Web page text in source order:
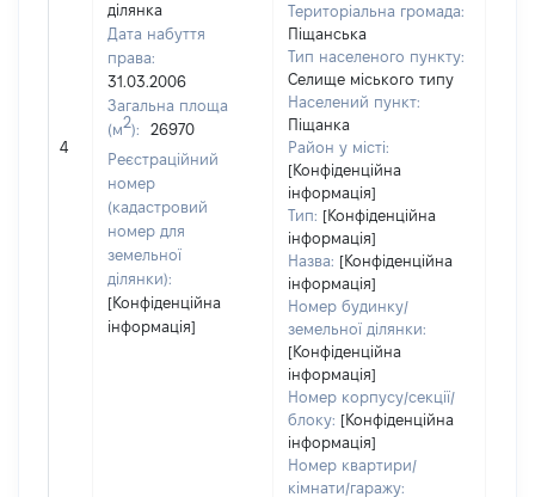
4
ділянка
Дата набуття
права:
31.03.2006
Загальна площа
(м2):
26970
Реєстраційний
номер
(кадастровий
номер для
земельної
ділянки):
[Конфіденційна
інформація]
Територіальна громада:
Піщанська
Тип населеного пункту:
Селище міського типу
Населений пункт:
Піщанка
Район у місті:
[Конфіденційна
інформація]
Тип: [Конфіденційна
інформація]
Назва: [Конфіденційна
інформація]
Номер будинку/
земельної ділянки:
[Конфіденційна
інформація]
Номер корпусу/секції/
блоку: [Конфіденційна
інформація]
Номер квартири/
кімнати/гаражу: